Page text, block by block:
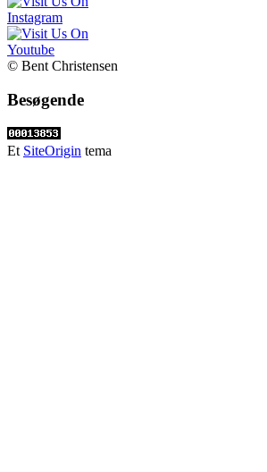
© Bent Christensen
Besøgende
Et SiteOrigin tema